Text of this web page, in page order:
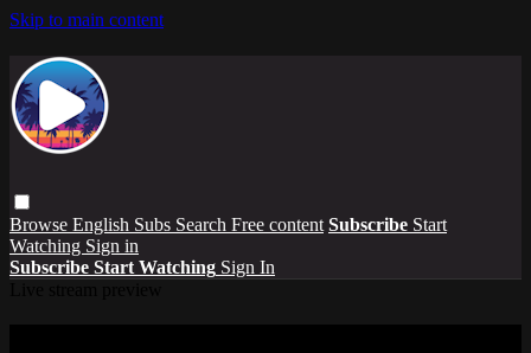
Skip to main content
Browse English Subs Search Free content Subscribe Start
Watching Sign in
Subscribe Start Watching Sign In